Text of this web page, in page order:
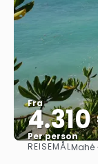
Fra
Per person
REISEMÅLMahé